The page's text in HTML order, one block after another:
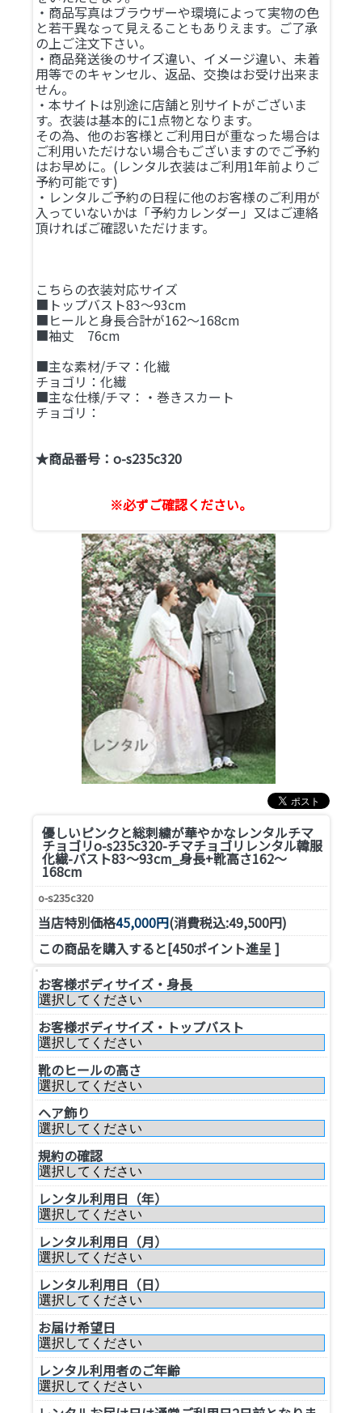
・商品写真はブラウザーや環境によって実物の色
と若干異なって見えることもありえます。ご了承
の上ご注文下さい。
・商品発送後のサイズ違い、イメージ違い、未着
用等でのキャンセル、返品、交換はお受け出来ま
せん。
・本サイトは別途に店舗と別サイトがございま
す。衣装は基本的に1点物となります。
その為、他のお客様とご利用日が重なった場合は
ご利用いただけない場合もございますのでご予約
はお早めに。(レンタル衣装はご利用1年前よりご
予約可能です)
・レンタルご予約の日程に他のお客様のご利用が
入っていないかは「予約カレンダー」又はご連絡
頂ければご確認いただけます。
こちらの衣装対応サイズ
■トップバスト83～93cm
■ヒールと身長合計が162～168cm
■袖丈 76cm
■主な素材/チマ：化繊
チョゴリ：化繊
■主な仕様/チマ：・巻きスカート
チョゴリ：
★商品番号：o-s235c320
※必ずご確認ください。
優しいピンクと総刺繍が華やかなレンタルチマ
チョゴリo-s235c320-チマチョゴリレンタル韓服
化繊-バスト83～93cm_身長+靴高さ162～
168cm
o-s235c320
当店特別価格45,000円(消費税込:49,500円)
この商品を購入すると[450ポイント進呈 ]
お客様ボディサイズ・身長
お客様ボディサイズ・トップバスト
靴のヒールの高さ
ヘア飾り
規約の確認
レンタル利用日（年）
レンタル利用日（月）
レンタル利用日（日）
お届け希望日
レンタル利用者のご年齢